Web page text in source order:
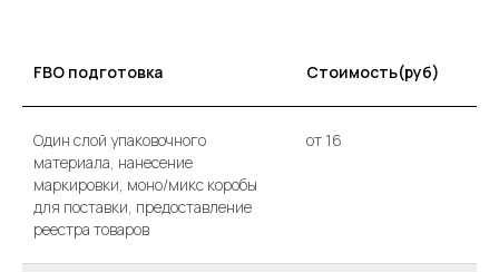
FBO подготовка Стоимость(руб)
Один слой упаковочного
материала, нанесение
маркировки, моно/микс коробы
для поставки, предоставление
реестра товаров
от 16